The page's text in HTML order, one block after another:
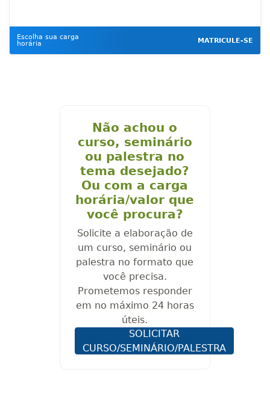
Escolha sua carga
horária
MATRICULE-SE
Não achou o
curso, seminário
ou palestra no
tema desejado?
Ou com a carga
horária/valor que
você procura?
Solicite a elaboração de
um curso, seminário ou
palestra no formato que
você precisa.
Prometemos responder
em no máximo 24 horas
úteis.
SOLICITAR
CURSO/SEMINÁRIO/PALESTRA